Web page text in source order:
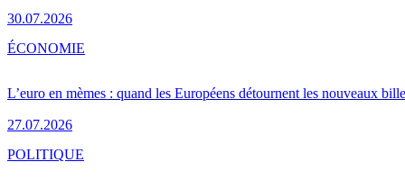
30.07.2026
L’euro en mèmes : quand les Européens détournent les nouveaux
27.07.2026
ÉCONOMIE
POLITIQUE